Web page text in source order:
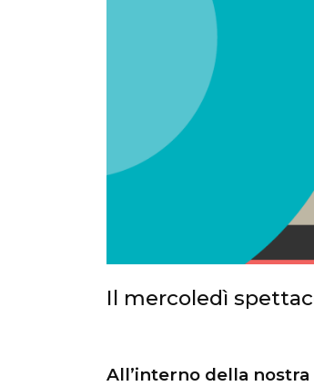
Il mercoledì
All’interno della